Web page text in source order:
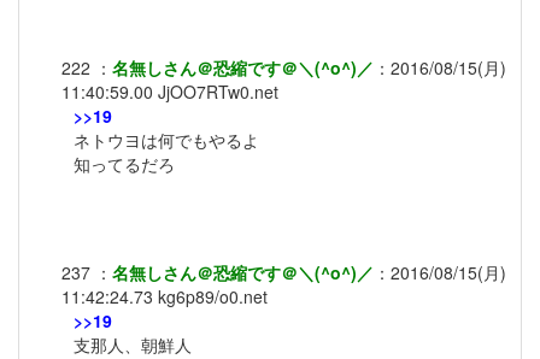
222 ： 名無しさん＠恐縮です＠＼(^o^)／ ： 2016/08/15(月)
11:40:59.00 JjOO7RTw0.net
>>19
ネトウヨは何でもやるよ
知ってるだろ
237 ： 名無しさん＠恐縮です＠＼(^o^)／ ： 2016/08/15(月)
11:42:24.73 kg6p89/o0.net
>>19
支那人、朝鮮人